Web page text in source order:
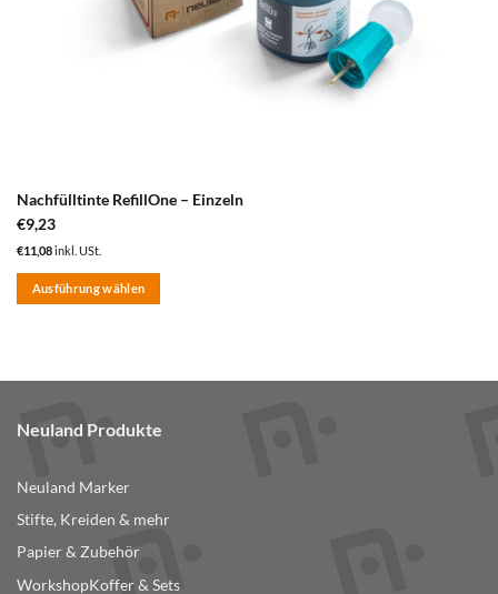
Nachfülltinte RefillOne – Einzeln
€9,23
€11,08inkl. USt.
Ausführung wählen
mehrere
auf.
auf
der
Neuland Produkte
Neuland Marker
Stifte, Kreiden & mehr
Papier & Zubehör
WorkshopKoffer & Sets